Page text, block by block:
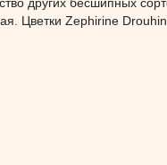
других бесшипных
Цветки Zephirine